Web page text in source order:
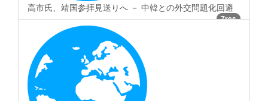
高市氏、靖国参拝見送りへ － 中韓との外交問題化回避
7res